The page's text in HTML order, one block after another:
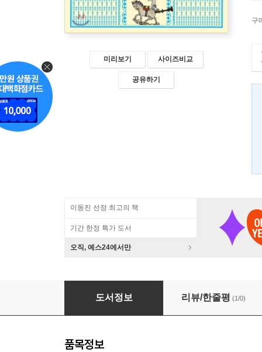
미리보기 사이즈비교
공유하기
구
이동진 선정 최고의 책
기간 한정 특가 도서
오직, 예스24에서만
옛날 책도 가끔은 쓸모가 있지
도서정보 리뷰/한줄평 (1/0)
품목정보